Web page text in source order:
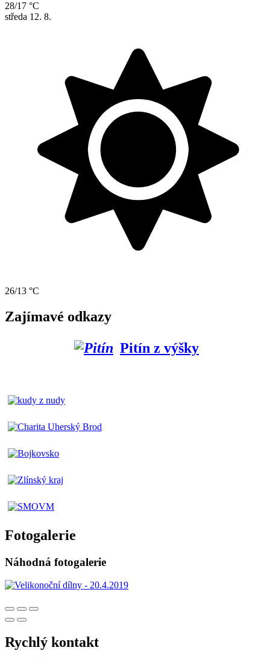
28/17 °C
středa 12. 8.
26/13 °C
Zajímavé odkazy
Pitín z výšky
Fotogalerie
Náhodná fotogalerie
Rychlý kontakt